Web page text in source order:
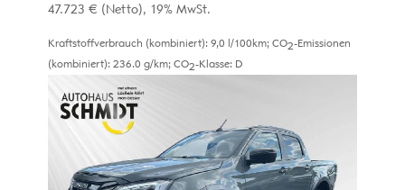
47.723 € (Netto) 19% MwSt.
Kraftstoffverbrauch (kombiniert): 9,0 l/100km; CO2-Emissionen
(kombiniert): 236.0 g/km; CO2-Klasse: D